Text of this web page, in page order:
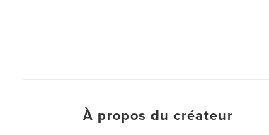
À propos du créateur